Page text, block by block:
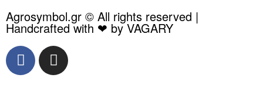
Agrosymbol.gr © All rights reserved |
Handcrafted with ❤ by VAGARY